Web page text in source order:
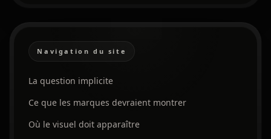
Navigation du site
La question implicite
Ce que les marques devraient montrer
Où le visuel doit apparaître